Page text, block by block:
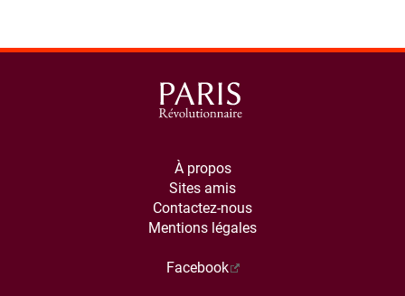
À propos
Sites amis
Contactez-nous
Mentions légales
Facebook